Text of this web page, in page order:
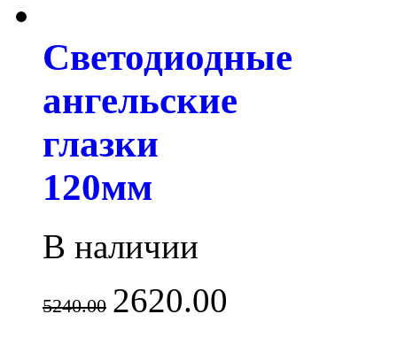
Светодиодные
ангельские
глазки
120мм
В наличии
5240.00 2620.00